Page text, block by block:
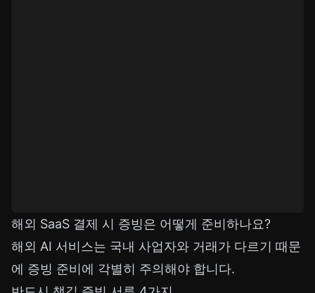
해외 SaaS 결제 시 증빙은 어떻게 준비하나요?
해외 AI 서비스는 국내 사업자와 거래가 다르기 때문
에 증빙 준비에 각별히 주의해야 합니다.